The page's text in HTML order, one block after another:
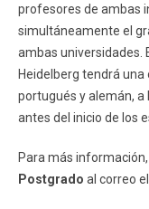
profesores de ambas
simultáneamente el
ambas universidades.
Heidelberg tendrá
portugués y alemán,
antes del inicio de los
Para más
Postgrado al correo